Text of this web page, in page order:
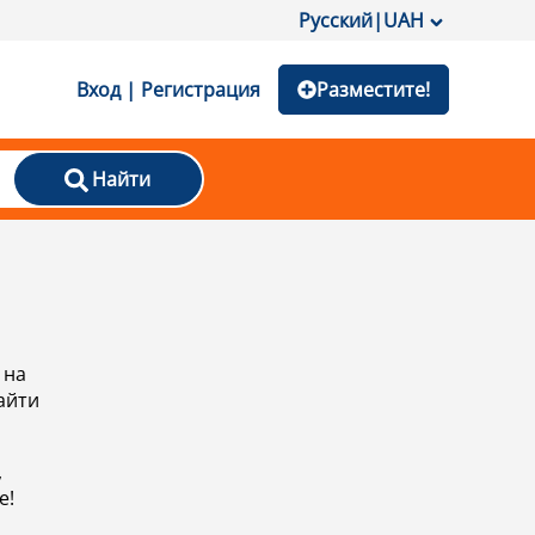
Русский|UAH
Вход | Регистрация Разместите!
Найти